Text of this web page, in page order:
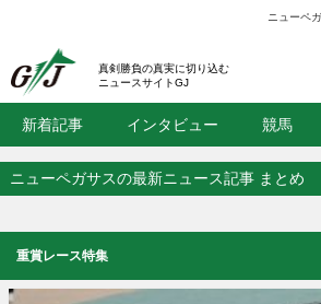
ニューペ
真剣勝負の真実に切り込む
ニュースサイトGJ
新着記事 インタビュー 競馬
ニューペガサスの最新ニュース記事 まとめ
重賞レース特集